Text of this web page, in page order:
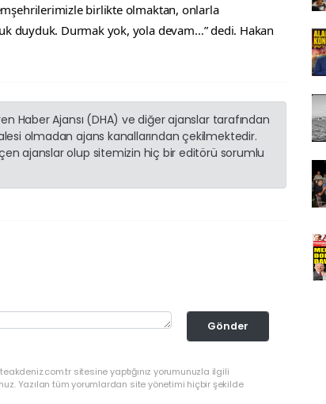
birlikte olmaktan, onlarla
duyduk. Durmak yok, yola devam…” dedi. Hakan
Haber Ajansı (DHA) ve diğer ajanslar tarafından
olmadan ajans kanallarından çekilmektedir.
ajanslar olup sitemizin hiç bir editörü sorumlu
Gönder
sitesine yaptığınız yorumunuzla ilgili
Yazılan tüm yorumlardan site yönetimi hiçbir şekilde